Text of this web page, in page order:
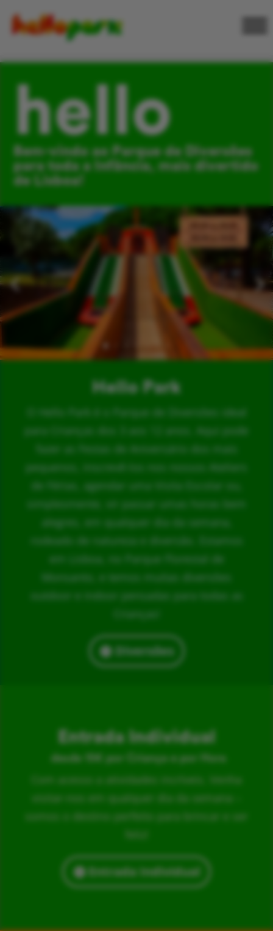
hello
Bem-vindo ao Parque de Diversões
para toda a Infância, mais divertido
de Lisboa!
Hello Park
O Hello Park é o Parque de Diversões ideal
para Crianças dos 3 aos 12 anos. Aqui pode
fazer as Festas de Aniversário dos mais
pequenos, inscrevê-los nos nossos Ateliers
de Férias, agendar uma Visita Escolar ou,
simplesmente, vir passar umas horas bem
alegres, em qualquer dia da semana,
rodeado de natureza e diversão. Estamos
em Lisboa, no Parque Florestal de
Monsanto, e temos muitas diversões
outdoor e indoor pensadas para todas as
Crianças!
Diversões
Entrada Individual
desde 15€ por Criança e por Hora
Com acesso a atividades incríveis. Venha
visitar-nos em qualquer dia da semana –
somos o destino perfeito para brincar e ser
Entrada Individual